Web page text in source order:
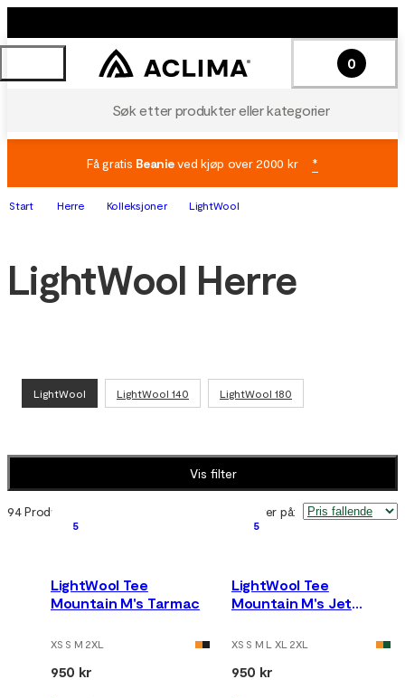
Søk etter produkter eller kategorier
0
Få gratis Beanieved kjøp over 2000 kr *
Start Herre Kolleksjoner LightWool
LightWool Herre
LightWool LightWool 140 LightWool 180
Vis filter
94 Produkter Sorter på:
5
LightWool Tee
Mountain M's Tarmac
XS S M 2XL
950 kr
5
LightWool Tee
Mountain M's Jet
XS S M L XL 2XL
950 kr